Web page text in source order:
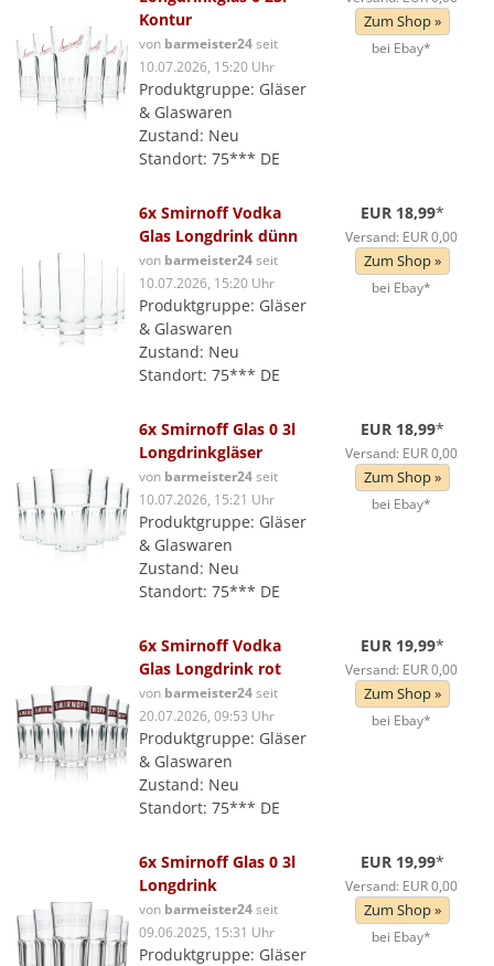
Kontur
von barmeister24seit
10.07.2026, 15:20 Uhr
Produktgruppe: Gläser
& Glaswaren
Zustand: Neu
Standort: 75*** DE
Zum Shop »
bei Ebay*
6x Smirnoff Vodka
Glas Longdrink dünn
von barmeister24seit
10.07.2026, 15:20 Uhr
Produktgruppe: Gläser
& Glaswaren
Zustand: Neu
Standort: 75*** DE
EUR 18,99*
Versand: EUR 0,00
Zum Shop »
bei Ebay*
6x Smirnoff Glas 0 3l
Longdrinkgläser
von barmeister24seit
10.07.2026, 15:21 Uhr
Produktgruppe: Gläser
& Glaswaren
Zustand: Neu
Standort: 75*** DE
EUR 18,99*
Versand: EUR 0,00
Zum Shop »
bei Ebay*
6x Smirnoff Vodka
Glas Longdrink rot
von barmeister24seit
20.07.2026, 09:53 Uhr
Produktgruppe: Gläser
& Glaswaren
Zustand: Neu
Standort: 75*** DE
EUR 19,99*
Versand: EUR 0,00
Zum Shop »
bei Ebay*
6x Smirnoff Glas 0 3l
Longdrink
von barmeister24seit
09.06.2025, 15:31 Uhr
Produktgruppe: Gläser
EUR 19,99*
Versand: EUR 0,00
Zum Shop »
bei Ebay*